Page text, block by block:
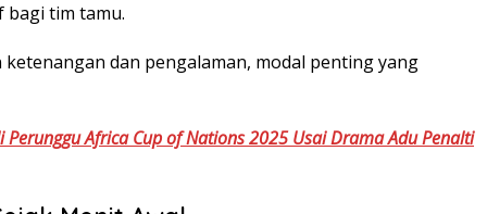
bagi tim tamu.
dan pengalaman, modal penting yang
Perunggu Africa Cup of Nations 2025 Usai Drama Adu Penalti